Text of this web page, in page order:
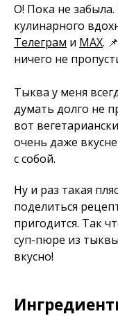
О! Пока не
кулинарного
Телеграм и MAX.
ничего не
Тыква у меня
думать долго не
вот
очень даже
с собой.
Ну и раз такая
поделиться
пригодится. Так
суп-пюре из
вкусно!